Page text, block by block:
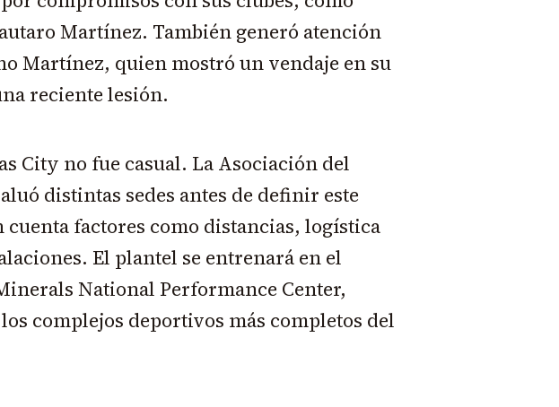
Martínez. También generó atención
Martínez, quien mostró un vendaje en su
reciente lesión.
City no fue casual. La Asociación del
distintas sedes antes de definir este
factores como distancias, logística
El plantel se entrenará en el
National Performance Center,
complejos deportivos más completos del